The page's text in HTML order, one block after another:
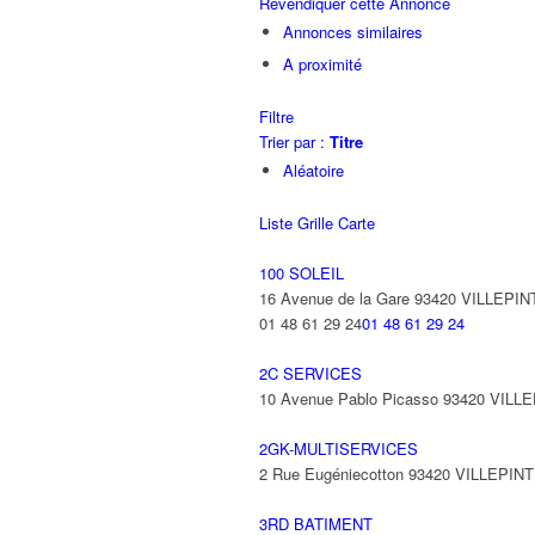
Annonces similaires
A proximité
Filtre
Trier par : Titre
Aléatoire
Liste Grille Carte
100 SOLEIL
16 Avenue de la Gare 93420
01 48 61 29 2401 48 61 29 24
2C SERVICES
10 Avenue Pablo Picasso 93420
2GK-MULTISERVICES
2 Rue Eugéniecotton 93420
3RD BATIMENT